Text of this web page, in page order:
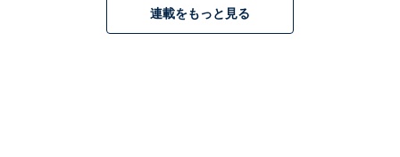
（とろりと体にやわらかい泉質）の日帰り入浴がおすす
めです。「ごりやくの湯」などで入浴できます。「山里
連載をもっと見る